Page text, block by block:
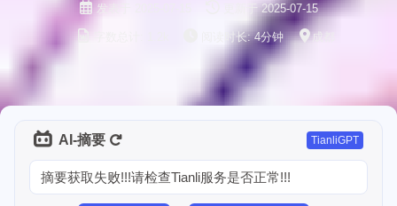
发表于 更新于 2025-07-15
阅读时长: 4分钟 成都
AI-摘要 TianliGPT
摘要获取失败!!!请检查Tianli服务是否正常!!!